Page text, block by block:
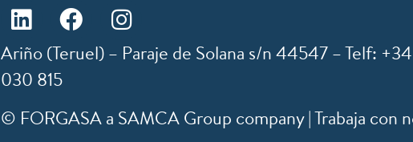
Ariño (Teruel) – Paraje de Solana s/n 44547 – Telf:
030 815
© FORGASA a SAMCA Group company | Trabaja con